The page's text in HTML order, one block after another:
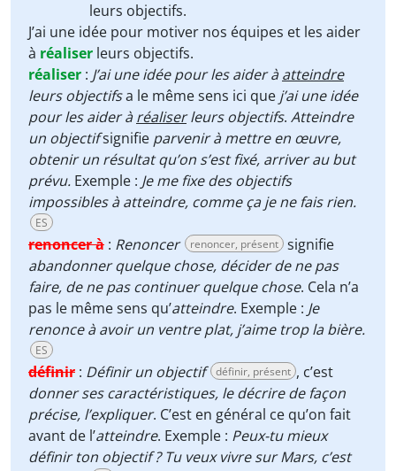
leurs objectifs.
J’ai une idée pour motiver nos équipes et les aider
à réaliser leurs objectifs.
réaliser : J’ai une idée pour les aider àatteindre
leurs objectifsa le même sens ici que j’ai une idée
pour les aider àréaliserleurs objectifs. Atteindre
un objectifsignifie parvenir à mettre en œuvre,
obtenir un résultat qu’on s’est fixé, arriver au but
prévu. Exemple : Je me fixe des objectifs
impossibles à atteindre, comme ça je ne fais rien.
ES
renoncer à : Renoncer renoncer, présent signifie
abandonner quelque chose, décider de ne pas
faire, de ne pas continuer quelque chose. Cela n’a
pas le même sens qu’atteindre. Exemple : Je
renonce à avoir un ventre plat, j’aime trop la bière.
ES
définir : Définir un objectif définir, présent , c’est
donner ses caractéristiques, le décrire de façon
précise, l’expliquer. C’est en général ce qu’on fait
avant de l’atteindre. Exemple : Peux-tu mieux
définir ton objectif ? Tu veux vivre sur Mars, c’est